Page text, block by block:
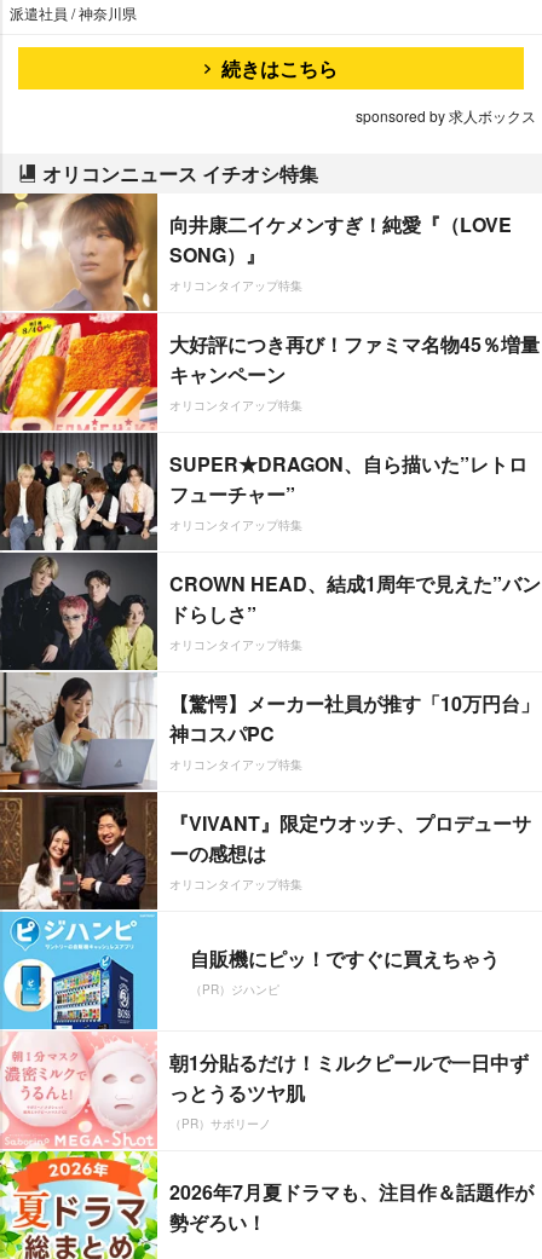
派遣社員 / 神奈川県
続きはこちら
sponsored by 求人ボックス
オリコンニュース イチオシ特集
向井康二イケメンすぎ！純愛『（LOVE
SONG）』
オリコンタイアップ特集
大好評につき再び！ファミマ名物45％増量
キャンペーン
オリコンタイアップ特集
SUPER★DRAGON、自ら描いた”レトロ
フューチャー”
オリコンタイアップ特集
CROWN HEAD、結成1周年で見えた”バン
ドらしさ”
オリコンタイアップ特集
【驚愕】メーカー社員が推す「10万円台」
神コスパPC
オリコンタイアップ特集
『VIVANT』限定ウオッチ、プロデューサ
ーの感想は
オリコンタイアップ特集
自販機にピッ！ですぐに買えちゃう
（PR）ジハンピ
朝1分貼るだけ！ミルクピールで一日中ず
っとうるツヤ肌
（PR）サボリーノ
2026年7月夏ドラマも、注目作＆話題作が
勢ぞろい！